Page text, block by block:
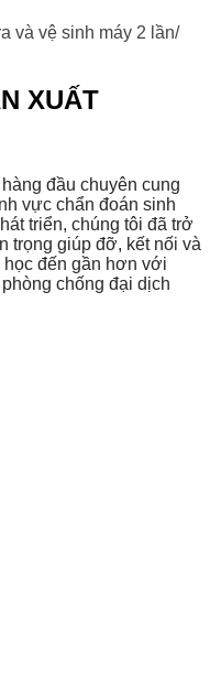
và vệ sinh máy 2 lần/
XUẤT
đầu chuyên cung
vực chẩn đoán sinh
triển, chúng tôi đã trở
trọng giúp đỡ, kết nối và
đến gần hơn với
chống đại dịch